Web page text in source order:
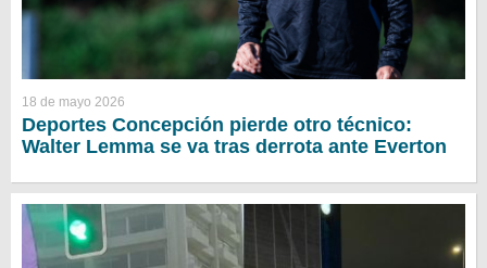
18 de mayo 2026
Deportes Concepción pierde otro técnico:
Walter Lemma se va tras derrota ante Everton